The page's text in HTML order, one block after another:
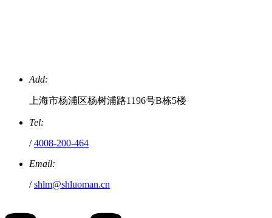
Add:
上海市杨浦区杨树浦路1196号B栋5楼
Tel:
/4008-200-464
Email:
/shlm@shluoman.cn